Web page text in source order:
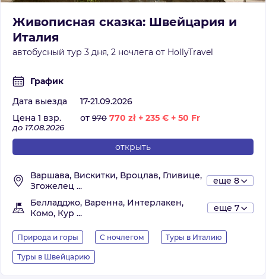
Живописная сказка: Швейцария и
Италия
автобусный тур 3 дня, 2 ночлега от HollyTravel
График
Дата выезда
17-21.09.2026
Цена 1 взр.
от 970 770 zł + 235 € + 50 Fr
до 17.08.2026
открыть
Варшава, Вискитки, Вроцлав, Гливице,
Згожелец ...
еще 8
Белладджо, Варенна, Интерлакен,
Комо, Кур ...
еще 7
Природа и горы С ночлегом Туры в Италию
Туры в Швейцарию